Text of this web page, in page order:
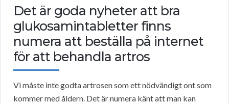
Det är goda nyheter att bra
glukosamintabletter finns
numera att beställa på internet
för att behandla artros
Vi måste inte godta artrosen som ett nödvändigt ont som
kommer med åldern. Det är numera känt att man kan